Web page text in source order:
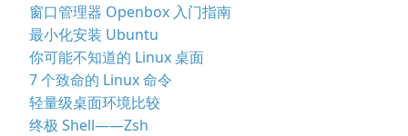
窗口管理器 Openbox 入门指南
最小化安装 Ubuntu
你可能不知道的 Linux 桌面
7 个致命的 Linux 命令
轻量级桌面环境比较
终极 Shell——Zsh